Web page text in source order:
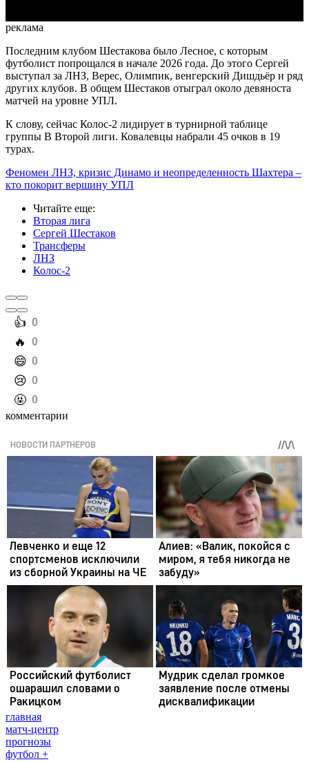
реклама
Последним клубом Шестакова было Лесное, с которым
футболист попрощался в начале 2026 года. До этого Сергей
выступал за ЛНЗ, Верес, Олимпик, венгерский Дишдьёр и ряд
других клубов. В общем Шестаков отыграл около девяноста
матчей на уровне УПЛ.
К слову, сейчас Колос-2 лидирует в турнирной таблице
группы В Второй лиги. Ковалевцы набрали 45 очков в 19
турах.
Феномен ЛНЗ, кризис Динамо и неопределенность Шахтера –
кто покорит вершину УПЛ
Читайте еще:
Вторая лига
Сергей Шестаков
Трансферы
ЛНЗ
Колос-2
️👍 0
️🔥 0
️😄 0
️😢 0
️🤬 0
комментарии
главная
матч-центр
прогнозы
футбол +